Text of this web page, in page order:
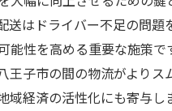
送はドライバー不足の問題
能性を高める重要な施策で
王子市の間の物流がよりス
域経済の活性化にも寄与し